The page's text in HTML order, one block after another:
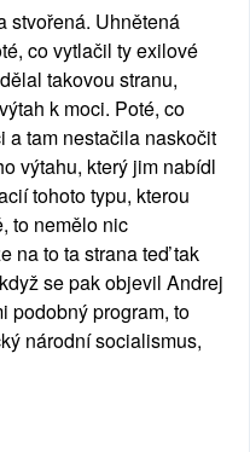
stvořená. Uhnětená
co vytlačil ty exilové
takovou stranu,
k moci. Poté, co
a tam nestačila naskočit
výtahu, který jim nabídl
tohoto typu, kterou
to nemělo nic
na to ta strana teď tak
se pak objevil Andrej
podobný program, to
národní socialismus,